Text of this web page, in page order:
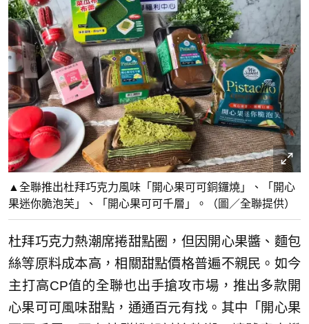
▲全聯推出杜拜巧克力風味「開心果可可銅鑼燒」、「開心
果迷你脆泡芙」、「開心果可可千層」。（圖／全聯提供）
杜拜巧克力熱潮席捲甜點圈，但因開心果醬、麵包
絲等原料成本高，相關甜點價格普遍不親民。如今
主打高CP值的全聯也出手搶攻市場，推出多款開
心果可可風味甜點，通通百元有找。其中「開心果